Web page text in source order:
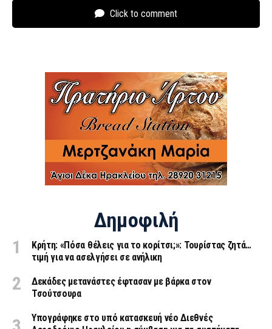
Click to comment
Δημοφιλή
Κρήτη: «Πόσα θέλεις για το κορίτσι;»: Τουρίστας ζητά…
τιμή για να ασελγήσει σε ανήλικη
Δεκάδες μετανάστες έφτασαν με βάρκα στον
Τσούτσουρα
Υπογράφηκε στο υπό κατασκευή νέο Διεθνές